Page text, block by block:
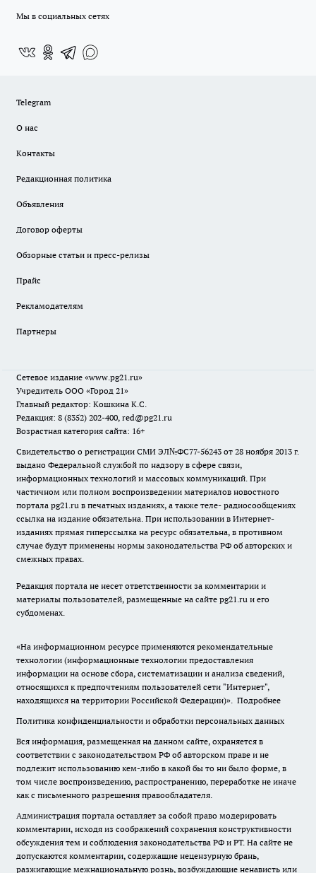
Мы в социальных сетях
Telegram
О нас
Контакты
Редакционная политика
Объявления
Договор оферты
Обзорные статьи и пресс-релизы
Прайс
Рекламодателям
Партнеры
Сетевое издание «www.pg21.ru»
Учредитель ООО «Город 21»
Главный редактор: Кошкина К.С.
Редакция: 8 (8352) 202-400, red@pg21.ru
Возрастная категория сайта: 16+
Свидетельство о регистрации СМИ ЭЛ№ФС77-56243 от 28 ноября 2013 г.
выдано Федеральной службой по надзору в сфере связи,
информационных технологий и массовых коммуникаций. При
частичном или полном воспроизведении материалов новостного
портала pg21.ru в печатных изданиях, а также теле- радиосообщениях
ссылка на издание обязательна. При использовании в Интернет-
изданиях прямая гиперссылка на ресурс обязательна, в противном
случае будут применены нормы законодательства РФ об авторских и
смежных правах.
Редакция портала не несет ответственности за комментарии и
материалы пользователей, размещенные на сайте pg21.ru и его
субдоменах.
«На информационном ресурсе применяются рекомендательные
технологии (информационные технологии предоставления
информации на основе сбора, систематизации и анализа сведений,
относящихся к предпочтениям пользователей сети "Интернет",
находящихся на территории Российской Федерации)». Подробнее
Политика конфиденциальности и обработки персональных данных
Вся информация, размещенная на данном сайте, охраняется в
соответствии с законодательством РФ об авторском праве и не
подлежит использованию кем-либо в какой бы то ни было форме, в
том числе воспроизведению, распространению, переработке не иначе
как с письменного разрешения правообладателя.
Администрация портала оставляет за собой право модерировать
комментарии, исходя из соображений сохранения конструктивности
обсуждения тем и соблюдения законодательства РФ и РТ. На сайте не
допускаются комментарии, содержащие нецензурную брань,
разжигающие межнациональную рознь, возбуждающие ненависть или